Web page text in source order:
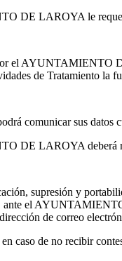
DE LAROYA le
el AYUNTAMIENTO
de Tratamiento la
comunicar sus datos
DE LAROYA deberá
supresión y
ante el
de correo
caso de no recibir